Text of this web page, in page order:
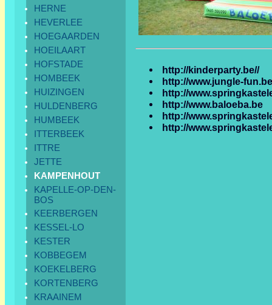
HERNE
HEVERLEE
HOEGAARDEN
HOEILAART
HOFSTADE
HOMBEEK
HUIZINGEN
HULDENBERG
HUMBEEK
ITTERBEEK
ITTRE
JETTE
KAMPENHOUT
KAPELLE-OP-DEN-
BOS
KEERBERGEN
KESSEL-LO
KESTER
KOBBEGEM
KOEKELBERG
KORTENBERG
KRAAINEM
http://kinderparty.be//
http://www.jungle-fun.be
http://
http://www.baloeba.be
http://
http://